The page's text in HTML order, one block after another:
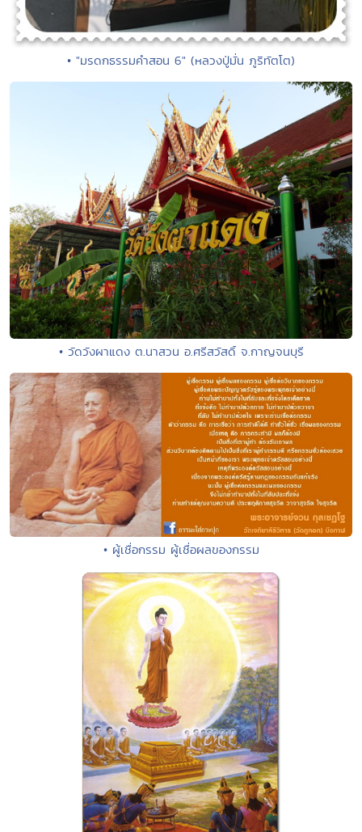
• "มรดกธรรมคำสอน 6" (หลวงปู่มั่น ภูริทัตโต)
• วัดวังผาแดง ต.นาสวน อ.ศรีสวัสดิ์ จ.กาญจนบุรี
• ผู้เชื่อกรรม ผู้เชื่อผลของกรรม